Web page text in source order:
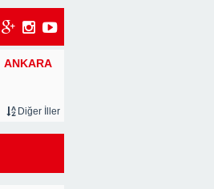
ANKARA
Diğer İller